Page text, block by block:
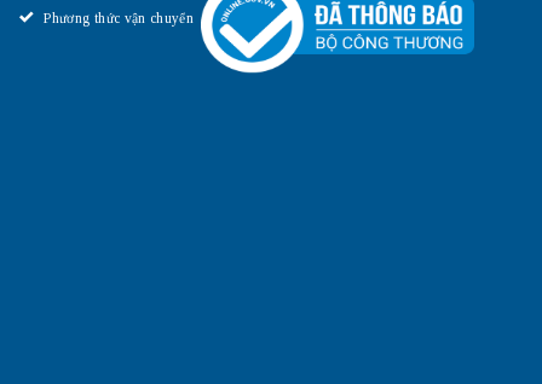
Phương thức vận chuyển